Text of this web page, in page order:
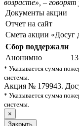
возрасте», – говорят
Документы акции
Отчет на сайт
Смета акции «Досуг
Сбор поддержали
Анонимно
* Указывается сумма
системы.
Акция № 179943.
* Указывается сумма
системы.
×
Закрыть